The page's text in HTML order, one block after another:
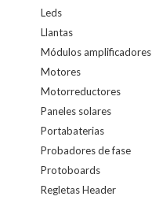
Leds
Llantas
Módulos amplificadores
Motores
Motorreductores
Paneles solares
Portabaterias
Probadores de fase
Protoboards
Regletas Header